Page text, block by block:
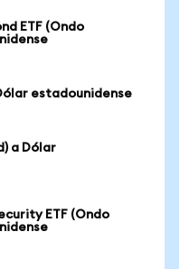
ETF (Ondo
estadounidense
a Dólar
ETF (Ondo